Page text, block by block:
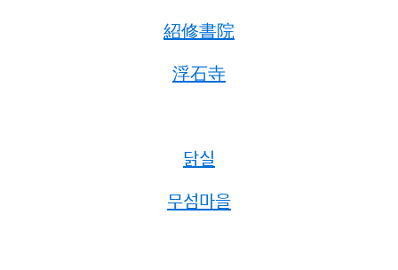
紹修書院
浮石寺
닭실
무섬마을